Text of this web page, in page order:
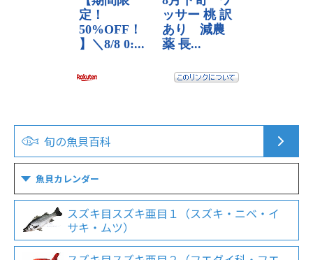
旬の魚貝百科
魚貝カレンダー
スズキ目スズキ亜目１（スズキ・ニベ・イ
サキ・ムツ）